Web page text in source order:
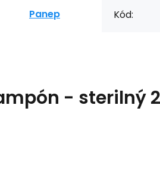
Panep Kód:
- sterilný